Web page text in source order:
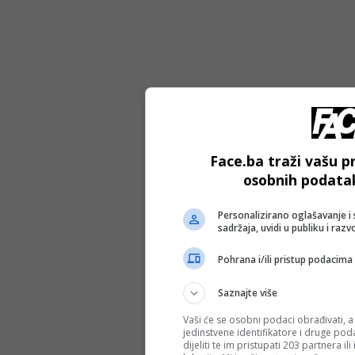
Face.ba traži vašu
osobnih
Personalizirano oglašavanje
sadržaja, uvidi u publiku i
Pohrana i/ili pristup
Saznajte više
Vaši će se osobni podaci obrađivati,
jedinstvene identifikatore i druge
dijeliti te im pristupati 203 partnera